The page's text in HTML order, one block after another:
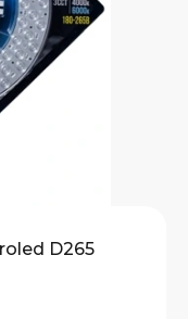
D265